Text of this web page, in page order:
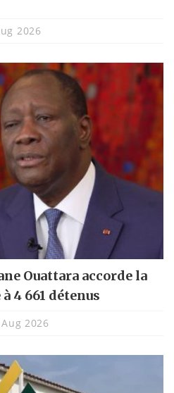
2026
Ouattara accorde la
4 661 détenus
2026